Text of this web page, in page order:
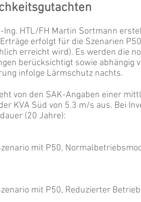
Ing. HTL/FH Martin Sortmann
erfolgt für die Szenarien
erreicht wird). Es werden die
berücksichtigt sowie abhängig
infolge Lärmschutz nachts.
von den SAK-Angaben einer
KVA Süd von 5.3 m/s aus. Bei
(20 Jahre):
mit P50,
mit P50, Reduzierter